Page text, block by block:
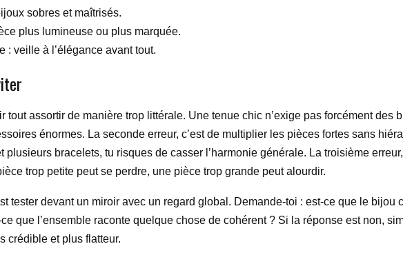
sobres et maîtrisés.
plus lumineuse ou plus marquée.
: veille à l’élégance avant tout.
tout assortir de manière trop littérale. Une tenue chic n’exige pas forcément
énormes. La seconde erreur, c’est de multiplier les pièces fortes sans
plusieurs bracelets, tu risques de casser l’harmonie générale. La troisième
trop petite peut se perdre, une pièce trop grande peut alourdir.
tester devant un miroir avec un regard global. Demande-toi : est-ce que le bijou
que l’ensemble raconte quelque chose de cohérent ? Si la réponse est non,
crédible et plus flatteur.